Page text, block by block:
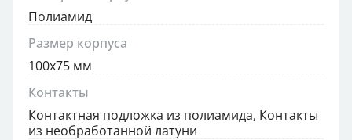
Полиамид
Размер корпуса
100x75 мм
Контакты
Контактная подложка из полиамида, Контакты
из необработанной латуни